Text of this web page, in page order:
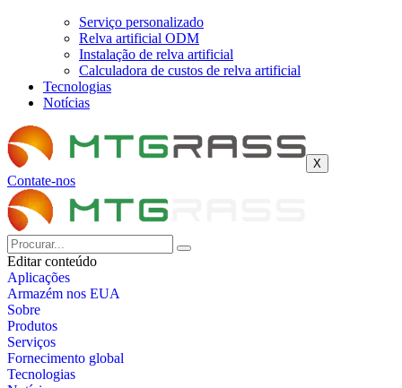
Serviço personalizado
Relva artificial ODM
Instalação de relva artificial
Calculadora de custos de relva artificial
Tecnologias
Notícias
X
Contate-nos
Editar conteúdo
Aplicações
Armazém nos EUA
Sobre
Produtos
Serviços
Fornecimento global
Tecnologias